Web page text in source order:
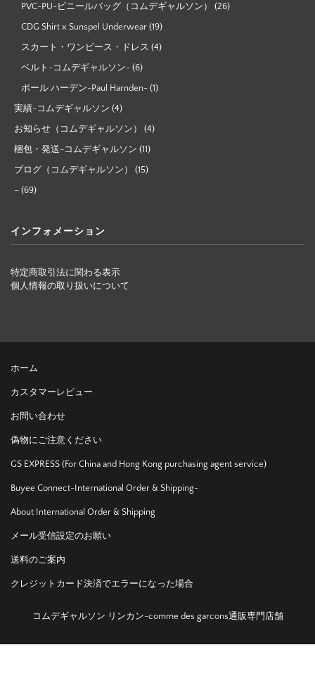
PVC-PU-ビニールバッグ（コムデギャルソン） (26)
CDG Shirt x Sunspel Underwear (19)
スカート・ワンピース・ドレス (4)
ベルト-コムデギャルソン- (6)
ポール ハーデン-Paul Harnden- (1)
実績-コムデギャルソン (4)
お知らせ（コムデギャルソン） (4)
梱包・発送-コムデギャルソン (11)
ブログ（コムデギャルソン） (15)
– (69)
インフォメーション
特定商取引法に関わる表示
個人情報の取り扱いについて
ホーム
カスタマーレビュー
お問い合わせ
偽物にご注意ください
GS EXPRESS (For China and Hong Kong purchasing agent service)
Buyee Connect-International Order & Shipping-
About International Order & Shipping
メール受信設定のお願い
送料のご案内
クレジットカード決済でエラーになった場合
コムデギャルソン リンカン-comme des garcons通販専門店舗